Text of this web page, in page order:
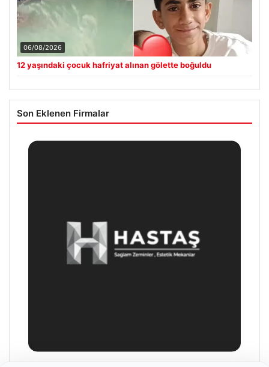
06/08/2026
12 yaşındaki çocuk hafriyat alınan gölette boğuldu
Son Eklenen Firmalar